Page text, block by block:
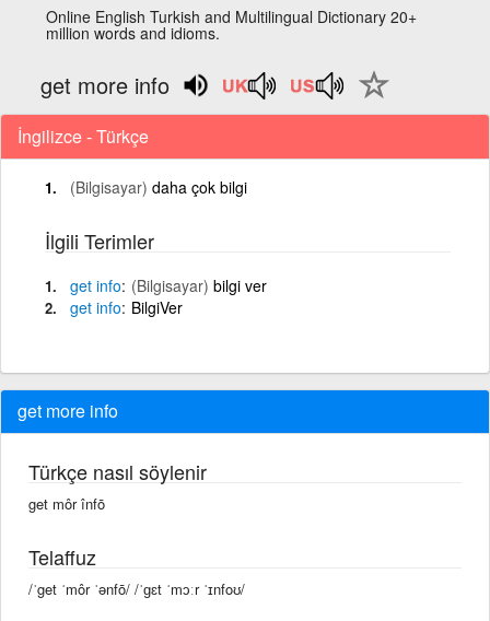
Online English Turkish and Multilingual Dictionary 20+
million words and idioms.
get more info
İngilizce - Türkçe
(Bilgisayar) daha çok bilgi
İlgili Terimler
get info (Bilgisayar) bilgi ver
get info BilgiVer
get more info
Türkçe nasıl söylenir
get môr înfō
Telaffuz
/ˈget ˈmôr ˈənfō/ /ˈɡɛt ˈmɔːr ˈɪnfoʊ/